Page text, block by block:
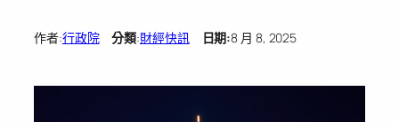
作者:行政院 分類:財經快訊 日期:8 月 8, 2025